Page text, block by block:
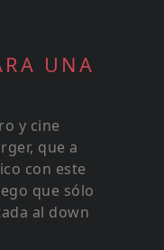
UNA
y cine
que a
con este
que sólo
al down